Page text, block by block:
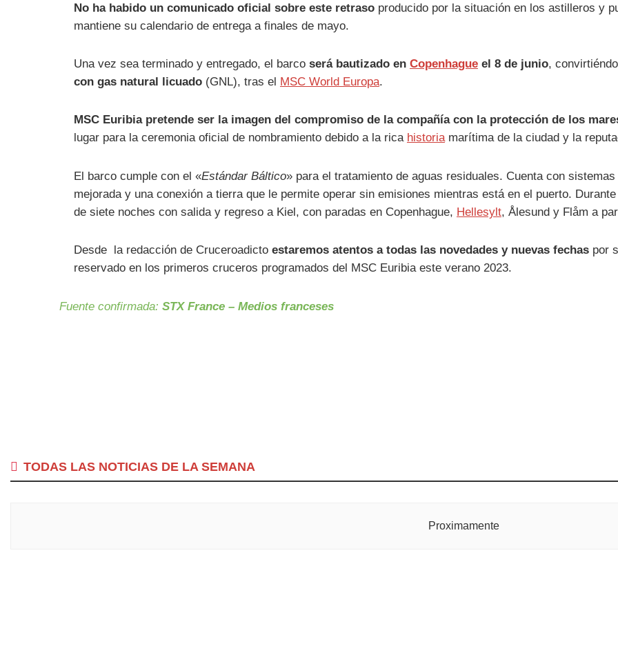
No ha habido un comunicado oficial sobre este retrasoproducido por la situación en los astilleros y
mantiene su calendario de entrega a finales de mayo.
Una vez sea terminado y entregado, el barco será bautizado en Copenhagueel 8 de junio,
con gas natural licuado(GNL), tras el MSC World Europa.
MSC Euribia pretende ser la imagen del compromiso de la compañía con la protección de los
lugar para la ceremonia oficial de nombramiento debido a la rica historiamarítima de la ciudad y la
El barco cumple con el «Estándar Báltico» para el tratamiento de aguas residuales. Cuenta con
mejorada y una conexión a tierra que le permite operar sin emisiones mientras está en el puerto.
de siete noches con salida y regreso a Kiel, con paradas en Copenhague, Hellesylt, Ålesund y Flåm a
Desde la redacción de Cruceroadictoestaremos atentos a todas las novedades y nuevas fechaspor
reservado en los primeros cruceros programados del MSC Euribia este verano 2023.
Fuente confirmada: STX France – Medios franceses
TODAS LAS NOTICIAS DE LA SEMANA
Proximamente